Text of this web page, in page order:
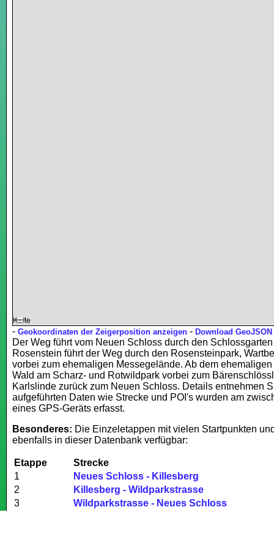
Karte
-Geokoordinaten der Zeigerposition anzeigen -Download GeoJSON
Der Weg führt vom Neuen Schloss durch den
Rosenstein führt der Weg durch den Rosensteinpark,
vorbei zum ehemaligen Messegelände. Ab dem
Wald am Scharz- und Rotwildpark vorbei zum
Karlslinde zurück zum Neuen Schloss. Details entnehmen
aufgeführten Daten wie Strecke und POI's wurden am
eines GPS-Geräts erfasst.
Besonderes: Die Einzeletappen mit vielen Startpunkten
ebenfalls in dieser Datenbank verfügbar:
Etappe
Strecke
1
Neues Schloss - Killesberg
2
Killesberg - Wildparkstrasse
3
Wildparkstrasse - Neues Schloss